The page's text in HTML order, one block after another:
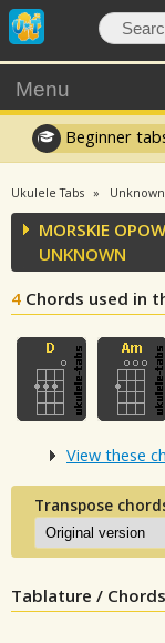
Menu
Beginner
Ukulele Tabs Unknown
MORSKIE
UNKNOWN
4 Chords used in
View these
Transpose
Tablature /